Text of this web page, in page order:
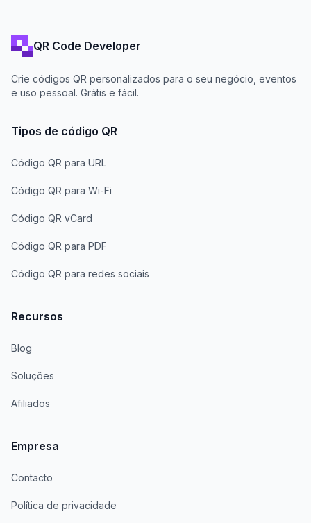
QR Code Developer
Crie códigos QR personalizados para o seu negócio, eventos
e uso pessoal. Grátis e fácil.
Tipos de código QR
Código QR para URL
Código QR para Wi-Fi
Código QR vCard
Código QR para PDF
Código QR para redes sociais
Recursos
Blog
Soluções
Afiliados
Empresa
Contacto
Política de privacidade